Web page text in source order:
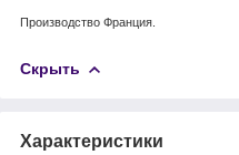
Производство Франция.
Скрыть
Характеристики